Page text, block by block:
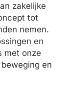
zakelijke
tot
nemen.
en
met onze
bewegingen